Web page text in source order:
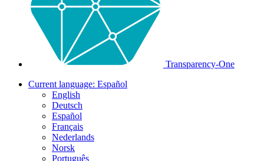
Transparency-One
Current language: Español
English
Deutsch
Español
Français
Nederlands
Norsk
Português